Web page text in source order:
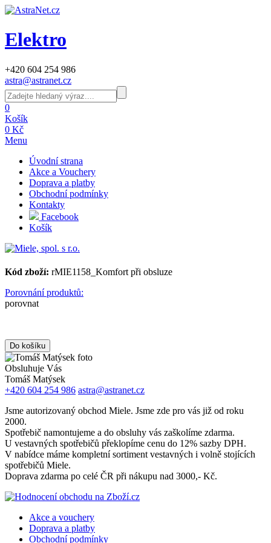
Elektro
+420 604 254 986
astra@astranet.cz
0
Košík
0 Kč
Menu
Úvodní strana
Akce a Vouchery
Doprava a platby
Obchodní podmínky
Kontakty
Facebook
Košík
Kód zboží: rMIE1158_Komfort při obsluze
Porovnání produktů:
porovnat
Obsluhuje Vás
Tomáš Matýsek
+420 604 254 986 astra@astranet.cz
Jsme autorizovaný obchod Miele. Jsme zde pro vás již od roku
2000.
Spotřebič namontujeme a do obsluhy vás zaškolíme zdarma.
U vestavných spotřebičů překlopíme cenu do 12% sazby DPH.
V nabídce máme kompletní sortiment vestavných i volně stojících
spotřebičů Miele.
Doprava zdarma po celé ČR při nákupu nad 3000,- Kč.
Akce a vouchery
Doprava a platby
Obchodní podmínky